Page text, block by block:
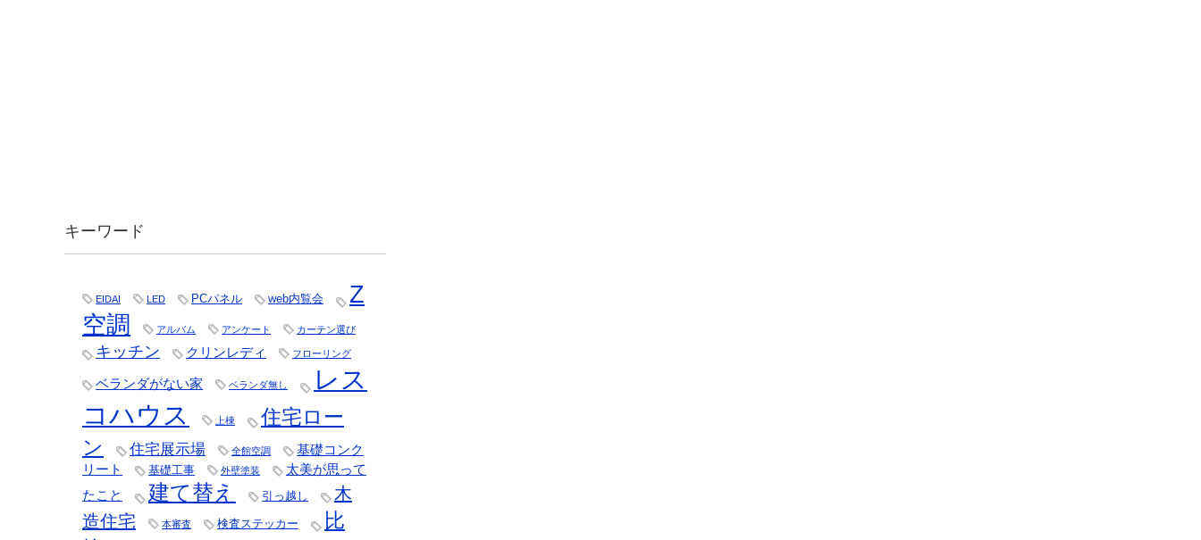
キーワード
EIDAI LED PCパネル web内覧会
Z
空調
アルバム アンケート カーテン選び
キッチン クリンレディ フローリング
ベランダがない家 ベランダ無し
レス
コハウス
上棟
住宅ロー
ン
住宅展示場 全館空調
基礎コンク
リート
基礎工事 外壁塗装
太美が思って
たこと
建て替え 引っ越し
木
造住宅
本審査 検査ステッカー
比